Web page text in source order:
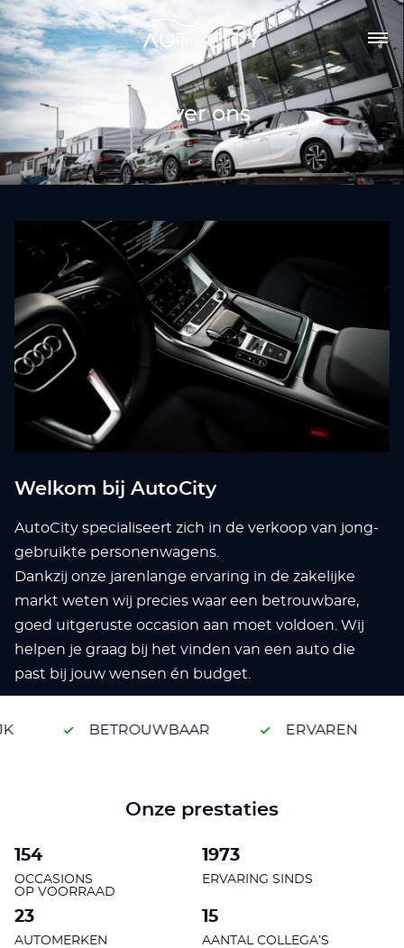
Over ons
Welkom bij AutoCity
AutoCity specialiseert zich in de verkoop van jong-
gebruikte personenwagens.
Dankzij onze jarenlange ervaring in de zakelijke
markt weten wij precies waar een betrouwbare,
goed uitgeruste occasion aan moet voldoen. Wij
helpen je graag bij het vinden van een auto die
past bij jouw wensen én budget.
BETROUWBAAR ERVAREN
Onze prestaties
154
OCCASIONS
OP VOORRAAD
1973
ERVARING SINDS
23
AUTOMERKEN
15
AANTAL COLLEGA’S